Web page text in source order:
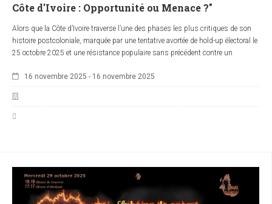
Côte d'Ivoire : Opportunité ou Menace ?"
Alors que la Côte d’Ivoire traverse l’une des phases les plus critiques de son
histoire postcoloniale, marquée par une tentative avortée de hold-up électoral le
25 octobre 2025 et une résistance populaire sans précédent contre un
: un jeune Libanais naturalisé ivoirien veut se présenter comme candidat aux
élections législatives. Quelle légitimité politique peut-on accorder à une élection
organisée dans un tel contexte de négation de la volonté populaire ? Et surtout,
que signifie cette visibilité croissante — voire cette puissance affirmée — de la
la dynamique de recolonisation économique qui traverse l’Afrique noire ? Ce
discours entend déconstruire ces questions avec lucidité, rigueur et fermeté,
afin de recentrer le débat sur l’impératif absolu : la reprise du pouvoir sur son
16 novembre 2025 - 16 novembre 2025